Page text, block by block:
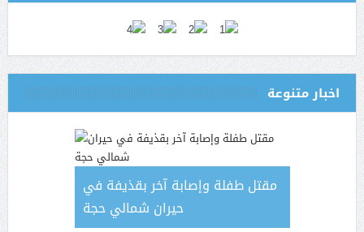
اخبار متنوعة
مقتل طفلة وإصابة آخر بقذيفة في
حيران شمالي حجة